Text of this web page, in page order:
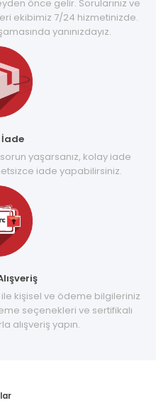
önce gelir. Sorularınız ve
ekibimiz 7/24 hizmetinizde.
yanınızdayız.
yaşarsanız, kolay iade
iade yapabilirsiniz.
kişisel ve ödeme bilgileriniz
seçenekleri ve sertifikalı
alışveriş yapın.